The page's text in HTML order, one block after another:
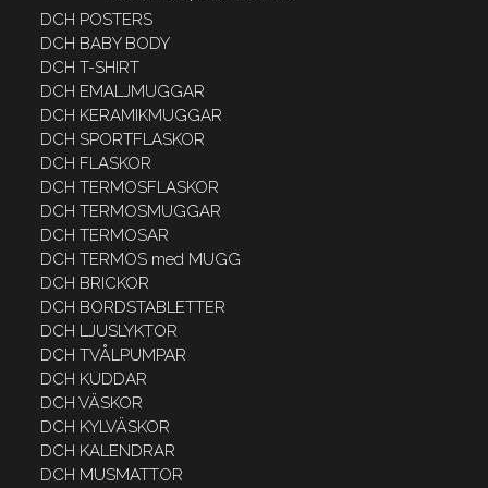
DCH POSTERS
DCH BABY BODY
DCH T-SHIRT
DCH EMALJMUGGAR
DCH KERAMIKMUGGAR
DCH SPORTFLASKOR
DCH FLASKOR
DCH TERMOSFLASKOR
DCH TERMOSMUGGAR
DCH TERMOSAR
DCH TERMOS med MUGG
DCH BRICKOR
DCH BORDSTABLETTER
DCH LJUSLYKTOR
DCH TVÅLPUMPAR
DCH KUDDAR
DCH VÄSKOR
DCH KYLVÄSKOR
DCH KALENDRAR
DCH MUSMATTOR